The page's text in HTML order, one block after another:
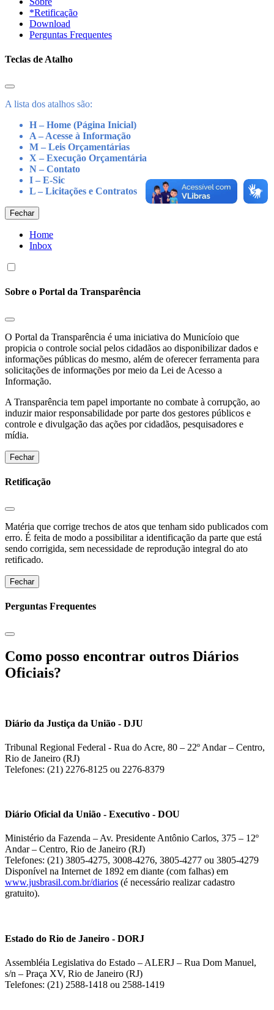
*Retificação
Download
Perguntas Frequentes
Teclas de Atalho
A lista dos atalhos são:
H – Home (Página Inicial)
A – Acesse à Informação
M – Leis Orçamentárias
X – Execução Orçamentária
N – Contato
I – E-Sic
L – Licitações e Contratos
Fechar
Home
Inbox
Sobre o Portal da Transparência
O Portal da Transparência é uma iniciativa do Municíoio que
propicia o controle social pelos cidadãos ao disponibilizar dados e
informações públicas do mesmo, além de oferecer ferramenta para
solicitações de informações por meio da Lei de Acesso a
Informação.
A Transparência tem papel importante no combate à corrupção, ao
induzir maior responsabilidade por parte dos gestores públicos e
controle e divulgação das ações por cidadãos, pesquisadores e
mídia.
Fechar
Retificação
Matéria que corrige trechos de atos que tenham sido publicados com
erro. É feita de modo a possibilitar a identificação da parte que está
sendo corrigida, sem necessidade de reprodução integral do ato
retificado.
Fechar
Perguntas Frequentes
Como posso encontrar outros Diários
Oficiais?
Diário da Justiça da União - DJU
Tribunal Regional Federal - Rua do Acre, 80 – 22º Andar – Centro,
Rio de Janeiro (RJ)
Telefones: (21) 2276-8125 ou 2276-8379
Diário Oficial da União - Executivo - DOU
Ministério da Fazenda – Av. Presidente Antônio Carlos, 375 – 12º
Andar – Centro, Rio de Janeiro (RJ)
Telefones: (21) 3805-4275, 3008-4276, 3805-4277 ou 3805-4279
Disponível na Internet de 1892 em diante (com falhas) em
www.jusbrasil.com.br/diarios (é necessário realizar cadastro
gratuito).
Estado do Rio de Janeiro - DORJ
Assembléia Legislativa do Estado – ALERJ – Rua Dom Manuel,
s/n – Praça XV, Rio de Janeiro (RJ)
Telefones: (21) 2588-1418 ou 2588-1419